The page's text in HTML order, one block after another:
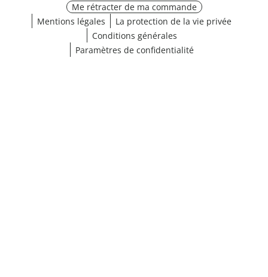
Me rétracter de ma commande
Mentions légales
La protection de la vie privée
Conditions générales
Paramètres de confidentialité